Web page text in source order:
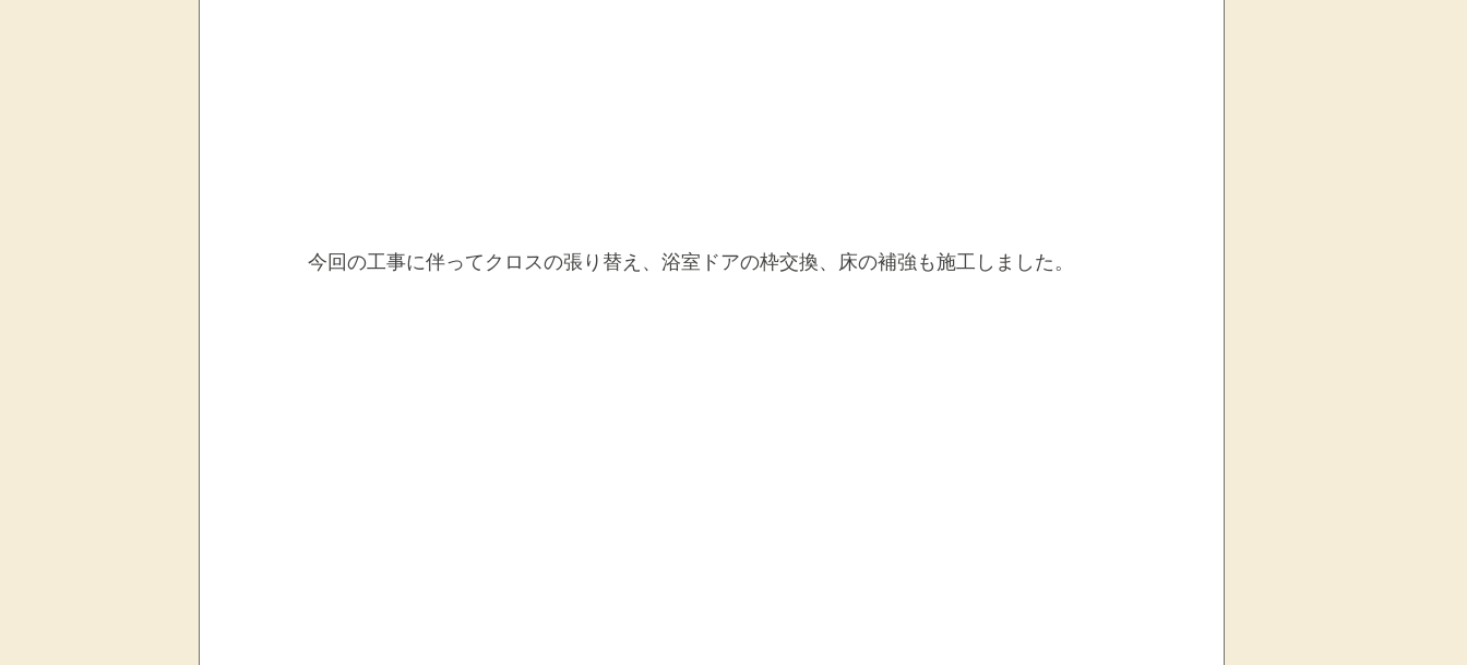
今回の工事に伴ってクロスの張り替え、浴室ドアの枠交換、床の補強も施工しました。